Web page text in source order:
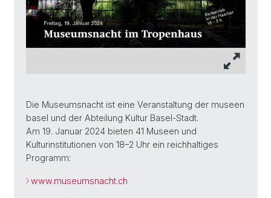
Die Museumsnacht ist eine Veranstaltung der museen
basel und der Abteilung Kultur Basel-Stadt.
Am 19. Januar 2024 bieten 41 Museen und
Kulturinstitutionen von 18–2 Uhr ein reichhaltiges
Programm:
www.museumsnacht.ch